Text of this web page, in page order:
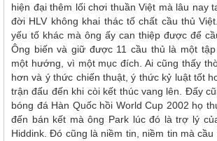
hiện đại thêm lối chơi thuần Việt mà lâu nay
đời HLV không khai thác tố chất cầu thủ
yếu tố khác mà ông ấy can thiệp được để
Ông biến và giữ được 11 cầu thủ là một
một hướng, vì một mục đích. Ai cũng thấy
hơn và ý thức chiến thuật, ý thức kỷ luật tốt
trận đấu đến khi còi kết thúc vang lên. Đấy
bóng đá Hàn Quốc hồi World Cup 2002 họ
đến bán kết mà ông Park lúc đó là trợ lý
Hiddink. Đó cũng là niềm tin, niềm tin mà